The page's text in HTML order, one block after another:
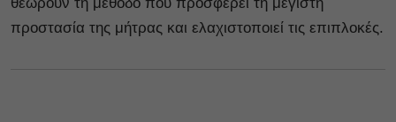
προστασία της μήτρας και ελαχιστοποιεί τις επιπλοκές.